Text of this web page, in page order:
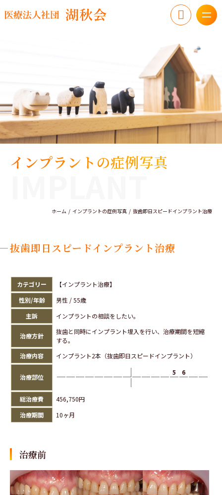
インプラントの症例写真
ホーム インプラントの症例写真 抜歯即日スピードインプラント治療
抜歯即日スピードインプラント治療
カテゴリー
【インプラント治療】
性別/年齢
男性 / 55歳
主訴
インプラントの相談をしたい。
治療方針
抜歯と同時にインプラント埋入を行い、治療期間を短縮
する。
治療内容
インプラント2本（抜歯即日スピードインプラント）
治療部位
5 6
総治療費
456,750円
治療期間
10ヶ月
治療前